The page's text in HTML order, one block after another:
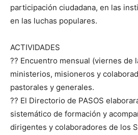
participación ciudadana, en las
en las luchas populares.
ACTIVIDADES
?? Encuentro mensual (viernes de
ministerios, misioneros y
pastorales y generales.
?? El Directorio de PASOS
sistemático de formación y
dirigentes y colaboradores de los